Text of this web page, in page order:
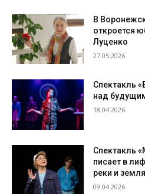
В
откроется
Луценко
27.05.2026
Спектакль
над
18.04.2026
Спектакль
писает в
реки и
09.04.2026